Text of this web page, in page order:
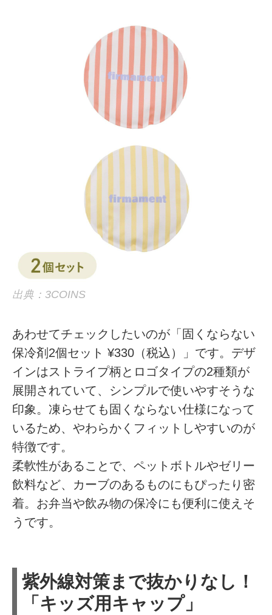
出典：3COINS
あわせてチェックしたいのが「固くならない
保冷剤2個セット ¥330（税込）」です。デザ
インはストライプ柄とロゴタイプの2種類が
展開されていて、シンプルで使いやすそうな
印象。凍らせても固くならない仕様になって
いるため、やわらかくフィットしやすいのが
特徴です。
柔軟性があることで、ペットボトルやゼリー
飲料など、カーブのあるものにもぴったり密
着。お弁当や飲み物の保冷にも便利に使えそ
うです。
紫外線対策まで抜かりなし！
「キッズ用キャップ」